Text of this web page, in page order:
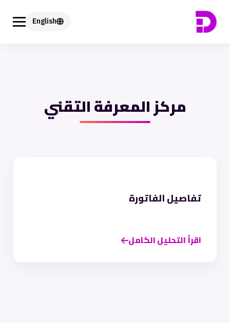
English
مركز المعرفة التقني
تفاصيل الفاتورة
اقرأ التحليل الكامل